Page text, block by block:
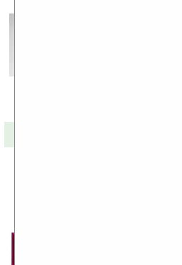
мышь от
Вместе с
Apple также
выходит на
Mouse, как и
наделена
Apple
iPod